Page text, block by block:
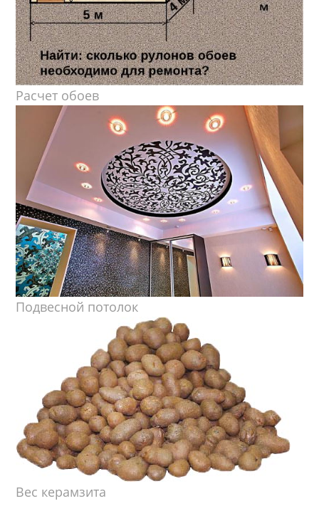
Расчет обоев
Подвесной потолок
Вес керамзита